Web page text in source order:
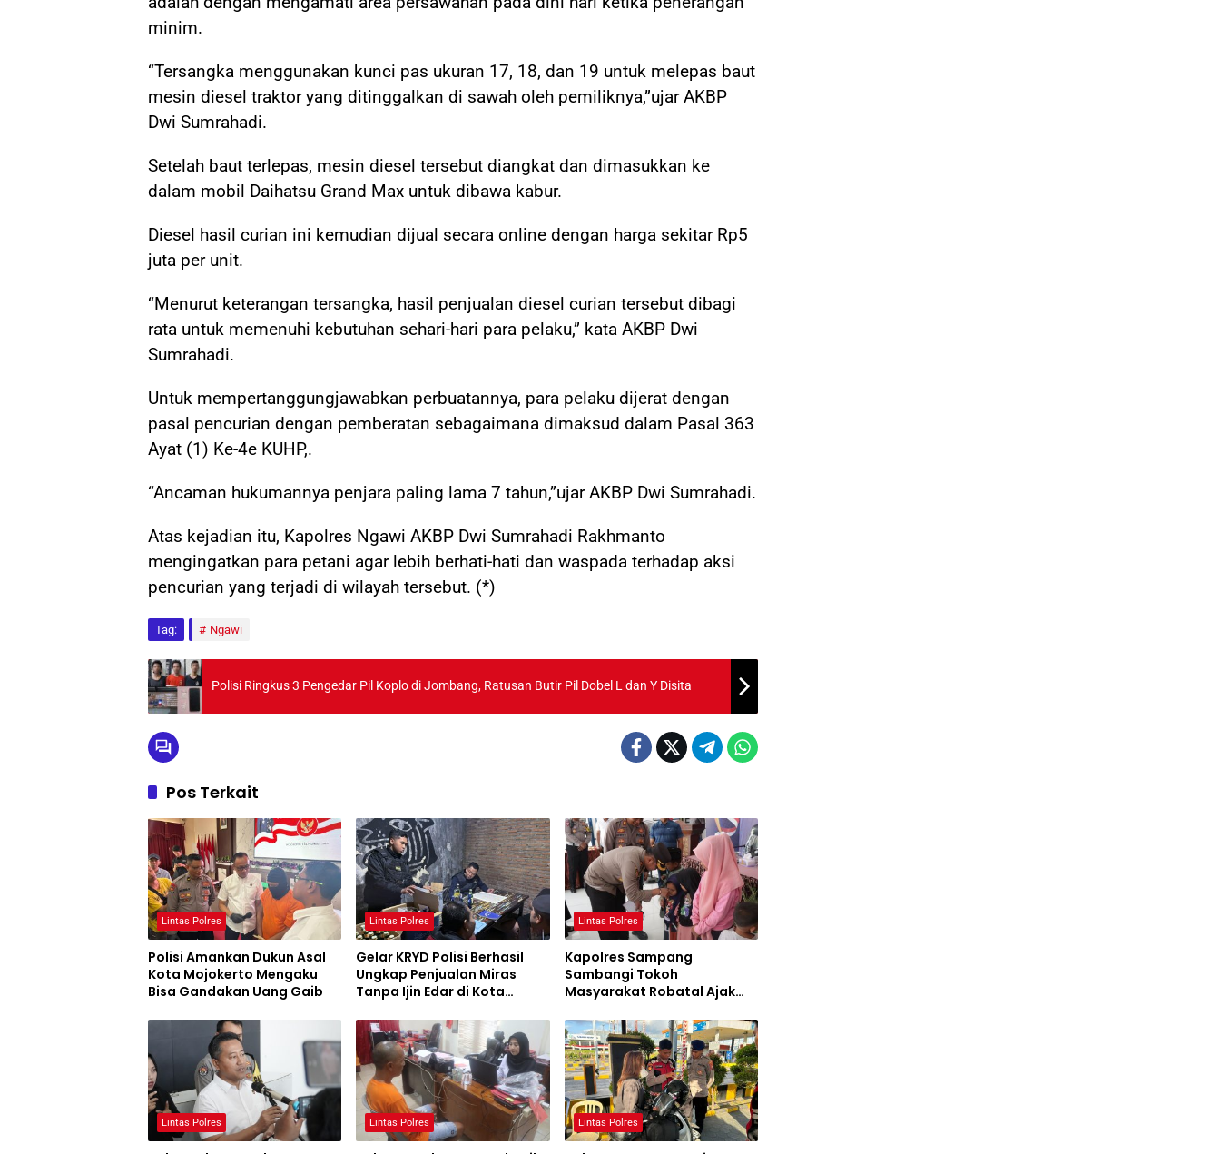
minim.
“Tersangka menggunakan kunci pas ukuran 17, 18, dan 19 untuk melepas baut
mesin diesel traktor yang ditinggalkan di sawah oleh pemiliknya,”ujar AKBP
Dwi Sumrahadi.
Setelah baut terlepas, mesin diesel tersebut diangkat dan dimasukkan ke
dalam mobil Daihatsu Grand Max untuk dibawa kabur.
Diesel hasil curian ini kemudian dijual secara online dengan harga sekitar Rp5
juta per unit.
“Menurut keterangan tersangka, hasil penjualan diesel curian tersebut dibagi
rata untuk memenuhi kebutuhan sehari-hari para pelaku,” kata AKBP Dwi
Sumrahadi.
Untuk mempertanggungjawabkan perbuatannya, para pelaku dijerat dengan
pasal pencurian dengan pemberatan sebagaimana dimaksud dalam Pasal 363
Ayat (1) Ke-4e KUHP,.
“Ancaman hukumannya penjara paling lama 7 tahun,”ujar AKBP Dwi Sumrahadi.
Atas kejadian itu, Kapolres Ngawi AKBP Dwi Sumrahadi Rakhmanto
mengingatkan para petani agar lebih berhati-hati dan waspada terhadap aksi
pencurian yang terjadi di wilayah tersebut. (*)
Tag: Ngawi
Polisi Ringkus 3 Pengedar Pil Koplo di Jombang, Ratusan Butir Pil Dobel L dan Y Disita
Pos Terkait
Lintas Polres
Polisi Amankan Dukun Asal
Kota Mojokerto Mengaku
Bisa Gandakan Uang Gaib
Lintas Polres
Gelar KRYD Polisi Berhasil
Ungkap Penjualan Miras
Tanpa Ijin Edar di Kota
Lintas Polres
Kapolres Sampang
Sambangi Tokoh
Masyarakat Robatal Ajak
Sejuk dan Damai
Lintas Polres Lintas Polres Lintas Polres